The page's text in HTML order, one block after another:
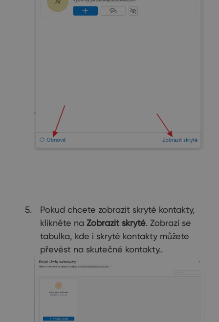
Pokud chcete zobrazit skryté kontakty,
klikněte na Zobrazit skryté. Zobrazí se
tabulka, kde i skryté kontakty můžete
převést na skutečné kontakty..